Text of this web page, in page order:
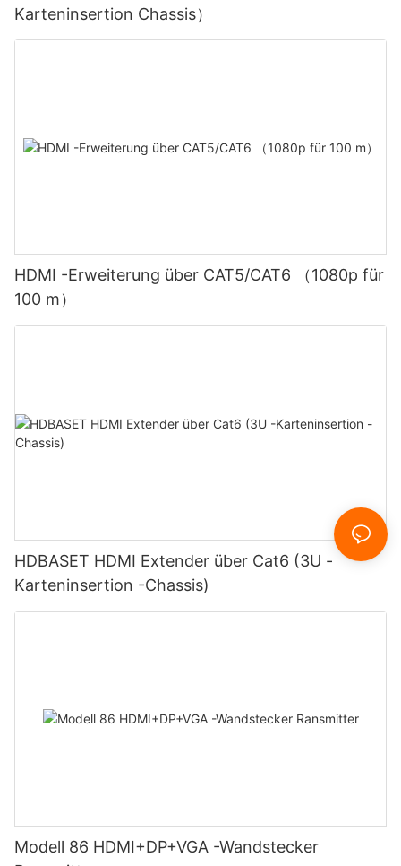
Karteninsertion Chassis）
HDMI -Erweiterung über CAT5/CAT6 （1080p für
100 m）
HDBASET HDMI Extender über Cat6 (3U -
Karteninsertion -Chassis)
Modell 86 HDMI+DP+VGA -Wandstecker